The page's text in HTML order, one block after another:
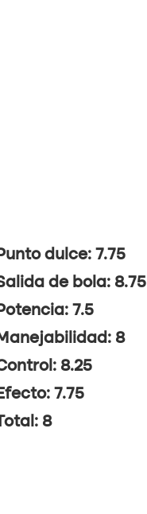
dulce: 7.75
de bola: 8.75
7.5
8
8.25
7.75
8